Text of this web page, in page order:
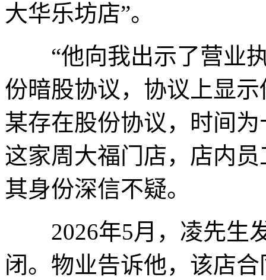
大华乐坊店”。
“他向我出示了营业执
份暗股协议，协议上显
某存在股份协议，时间
这家周大福门店，店内
其身份深信不疑。
2026年5月，凌先生
闭。物业告诉他，该店